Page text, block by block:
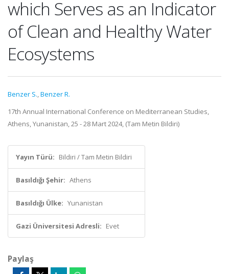
which Serves as an Indicator
of Clean and Healthy Water
Ecosystems
Benzer S.,Benzer R.
17th Annual International Conference on Mediterranean Studies,
Athens, Yunanistan, 25 - 28 Mart 2024, (Tam Metin Bildiri)
Yayın Türü: Bildiri / Tam Metin Bildiri
Basıldığı Şehir: Athens
Basıldığı Ülke: Yunanistan
Gazi Üniversitesi Adresli: Evet
Paylaş